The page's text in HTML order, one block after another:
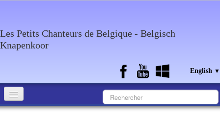
Les Petits Chanteurs de Belgique - Belgisch
Knapenkoor
English ▼